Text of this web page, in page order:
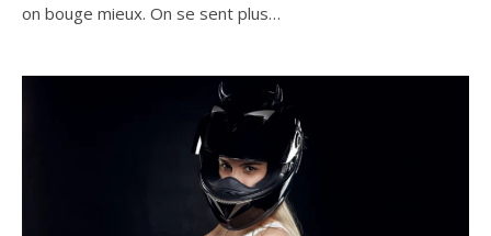
on bouge mieux. On se sent plus…